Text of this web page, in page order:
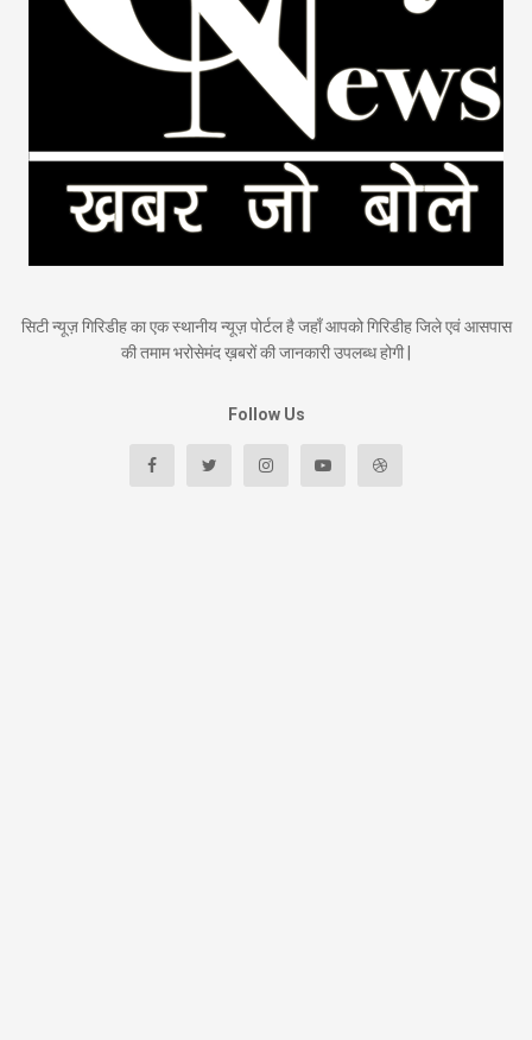
सिटी न्यूज़ गिरिडीह का एक स्थानीय न्यूज़ पोर्टल है जहाँ आपको गिरिडीह जिले एवं आसपास
की तमाम भरोसेमंद ख़बरों की जानकारी उपलब्ध होगी |
Follow Us